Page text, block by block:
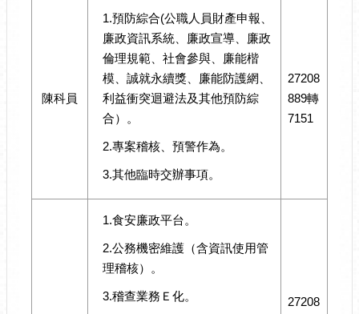
陳科員
1.預防綜合(公職人員財產申報、
廉政資訊系統、廉政宣導、廉政
倫理規範、社會參與、廉能楷
模、誠就永續獎、廉能防護網、
利益衝突迴避法及其他預防綜
合）。
2.專案稽核、預警作為。
3.其他臨時交辦事項。
27208
889轉
7151
1.食安廉政平台。
2.公務機密維護（含資訊使用管
理稽核）。
3.稽查業務Ｅ化。
27208